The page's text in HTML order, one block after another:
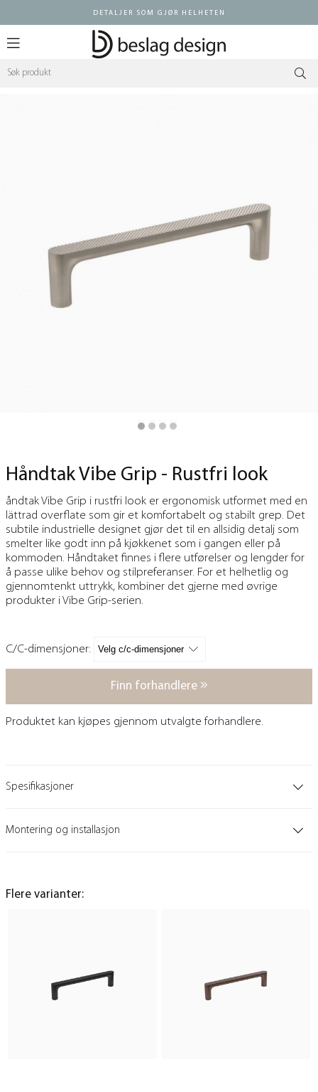
DETALJER SOM GJØR HELHETEN
Håndtak Vibe Grip - Rustfri look
åndtak Vibe Grip i rustfri look er ergonomisk utformet med en
lättrad overflate som gir et komfortabelt og stabilt grep. Det
subtile industrielle designet gjør det til en allsidig detalj som
smelter like godt inn på kjøkkenet som i gangen eller på
kommoden. Håndtaket finnes i flere utførelser og lengder for
å passe ulike behov og stilpreferanser. For et helhetlig og
gjennomtenkt uttrykk, kombiner det gjerne med øvrige
produkter i Vibe Grip-serien.
C/C-dimensjoner:
Finn forhandlere
Produktet kan kjøpes gjennom utvalgte forhandlere.
Spesifikasjoner
Montering og installasjon
Flere varianter: